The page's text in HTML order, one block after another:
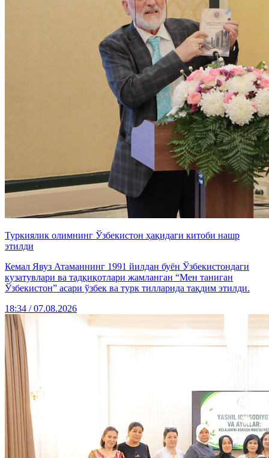
Туркиялик олимнинг Ўзбекистон ҳақидаги китоби нашр
этилди
Кемал Явуз Атаманнинг 1991 йилдан буён Ўзбекистондаги
кузатувлари ва тадқиқотлари жамланган “Мен таниган
Ўзбекистон” асари ўзбек ва турк тилларида тақдим этилди.
18:34 / 07.08.2026